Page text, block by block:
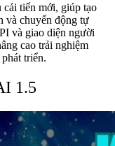
tiến mới, giúp tạo
và chuyển động tự
và giao diện người
cao trải nghiệm
triển.
1.5